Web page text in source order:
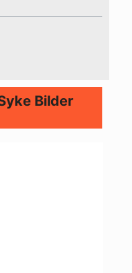
Bilder